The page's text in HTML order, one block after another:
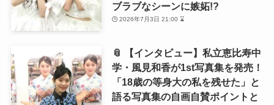
ブラブなシーンに嫉妬!?
2026年7月3日 21:00 ⌛
📎 【インタビュー】私立恵比寿中
学・風見和香が1st写真集を発売！
「18歳の等身大の私を残せた」と
語る写真集の自画自賛ポイントと